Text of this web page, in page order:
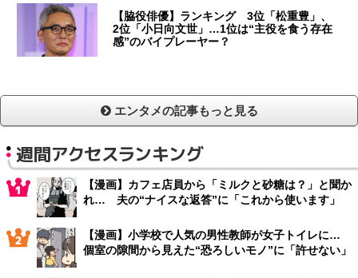
【脇役俳優】ランキング 3位「松重豊」、
2位「小日向文世」…1位は“主役を食う存在
感”のバイプレーヤー？
エンタメの記事もっと見る
週間アクセスランキング
【漫画】カフェ店員から「ミルクと砂糖は？」と聞か
れ… 夫の“ナイスな返答”に「これから使います」
【漫画】小学校で人気の男性教師が女子トイレに…
個室の隙間から見えた“恐ろしいモノ”に「許せない」